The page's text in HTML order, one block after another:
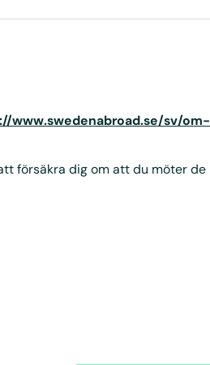
www.swedenabroad.se/sv/om-
försäkra dig om att du möter de